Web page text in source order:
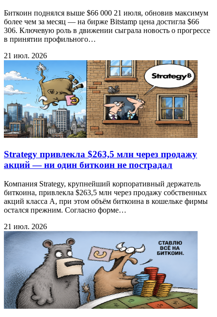
Биткоин поднялся выше $66 000 21 июля, обновив максимум
более чем за месяц — на бирже Bitstamp цена достигла $66
306. Ключевую роль в движении сыграла новость о прогрессе
в принятии профильного…
21 июл. 2026
Strategy привлекла $263,5 млн через продажу
акций — ни один биткоин не пострадал
Компания Strategy, крупнейший корпоративный держатель
биткоина, привлекла $263,5 млн через продажу собственных
акций класса A, при этом объём биткоина в кошельке фирмы
остался прежним. Согласно форме…
21 июл. 2026